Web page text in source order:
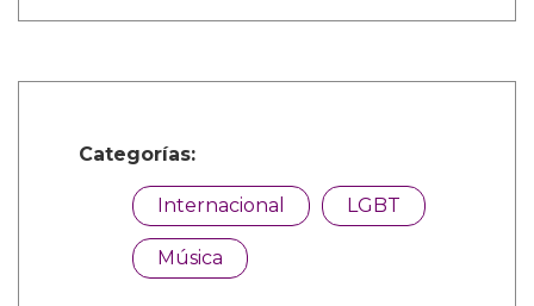
Categorías:
Internacional LGBT
Música